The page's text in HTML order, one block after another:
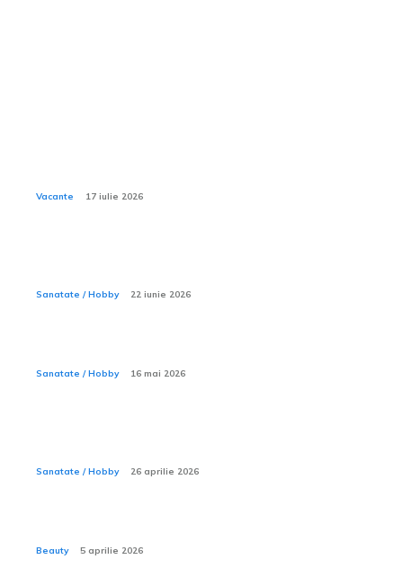
Vacante 17 iulie 2026
Sanatate / Hobby 22 iunie 2026
Sanatate / Hobby 16 mai 2026
Sanatate / Hobby 26 aprilie 2026
Beauty 5 aprilie 2026